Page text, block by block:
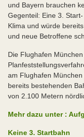
und Bayern brauchen
Gegenteil: Eine 3.
Klima und würde
und neue Betroffene
Die Flughafen
am Flughafen
bereits bestehenden
von 2.100 Metern
Mehr dazu unter :
Keine 3. Startbahn